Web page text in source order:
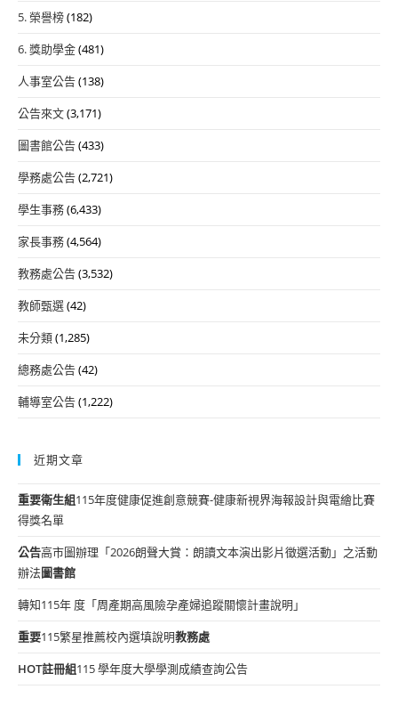
5. 榮譽榜(182)
6. 獎助學金(481)
人事室公告(138)
公告來文(3,171)
圖書館公告(433)
學務處公告(2,721)
學生事務(6,433)
家長事務(4,564)
教務處公告(3,532)
教師甄選(42)
未分類(1,285)
總務處公告(42)
輔導室公告(1,222)
近期文章
重要衛生組115年度健康促進創意競賽-健康新視界海報設計與電繪比賽
得獎名單
公告高市圖辦理「2026朗聲大賞：朗讀文本演出影片徵選活動」之活動
辦法圖書館
轉知115年 度「周產期高風險孕產婦追蹤關懷計畫說明」
重要115繁星推薦校內選填說明教務處
HOT註冊組115 學年度大學學測成績查詢公告